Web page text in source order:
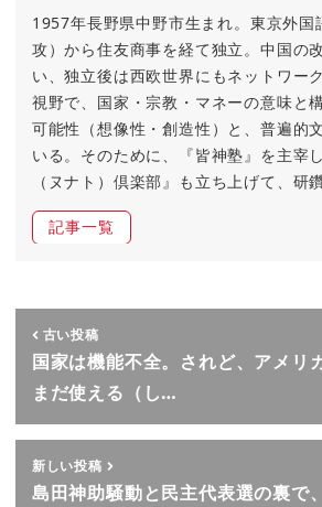
1957年長野県中野市生まれ。東京外国
攻）から住友商事を経て独立。中国の
い、独立後は西欧世界にもネットワー
視野で、国家・宗教・マネーの意味と
可能性（想像性・創造性）と、普遍的
いる。そのために、『皆神塾』を主宰
（ヌナト）倶楽部』も立ち上げて、研
記事一覧
古い投稿
国家は機能不全。されど、アメリ
まだ使える（し…
新しい投稿
島田神助騒動と民主代表選の裏で